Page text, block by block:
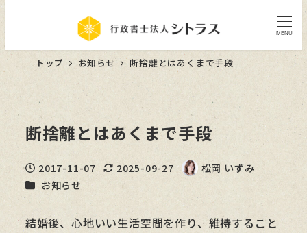
MENU
トップ お知らせ 断捨離とはあくまで手段
断捨離とはあくまで手段
投稿日
2017-11-07
更新日
2025-09-27
著
松岡 いずみ
カテゴリー
お知らせ
結婚後、心地いい生活空間を作り、維持すること